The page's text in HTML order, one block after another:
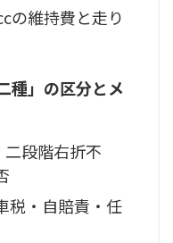
の維持費と走り
種」の区分とメ
段階右折不
税・自賠責・任